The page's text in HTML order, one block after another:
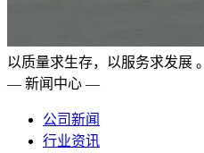
以质量求生存，以服务求发展 。
— 新闻中心 —
公司新闻
行业资讯